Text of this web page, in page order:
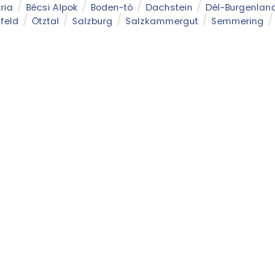
Bécsi Alpok Boden-tó Dachstein Dél-
Ötztal Salzburg Salzkammergut Semmering